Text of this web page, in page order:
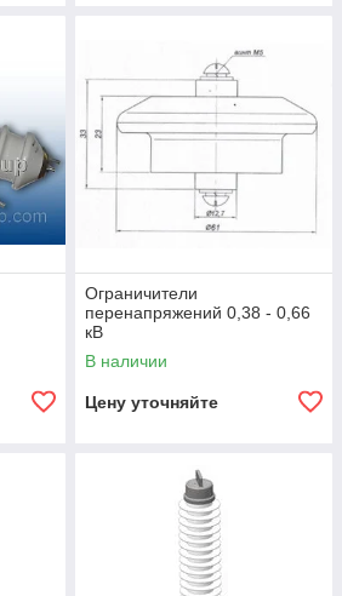
Ограничители
перенапряжений 0,38 - 0,66
кВ
В наличии
Цену уточняйте